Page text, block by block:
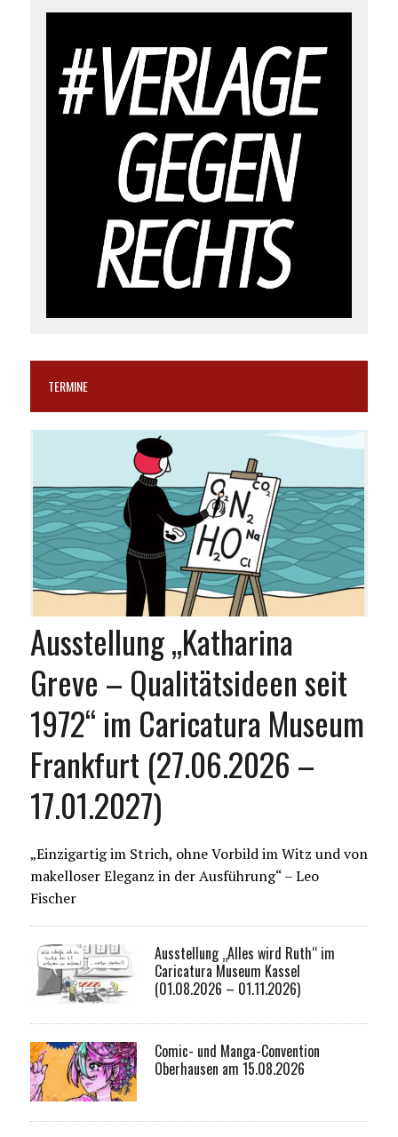
TERMINE
Ausstellung „Katharina
Greve – Qualitätsideen seit
1972“ im Caricatura Museum
Frankfurt (27.06.2026 –
17.01.2027)
„Einzigartig im Strich, ohne Vorbild im Witz und von
makelloser Eleganz in der Ausführung“ – Leo
Fischer
Ausstellung „Alles wird Ruth“ im
Caricatura Museum Kassel
(01.08.2026 – 01.11.2026)
Comic- und Manga-Convention
Oberhausen am 15.08.2026